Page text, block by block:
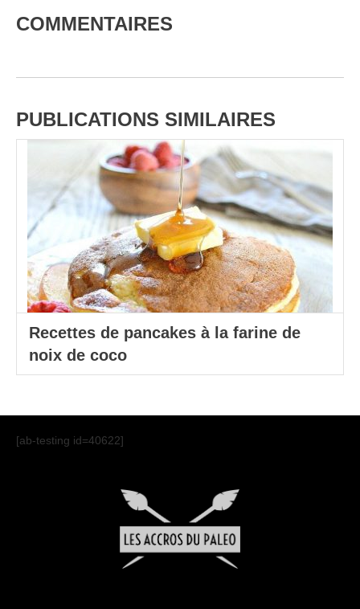
COMMENTAIRES
PUBLICATIONS SIMILAIRES
Recettes de pancakes à la farine de
noix de coco
[ab-testing id=40622]